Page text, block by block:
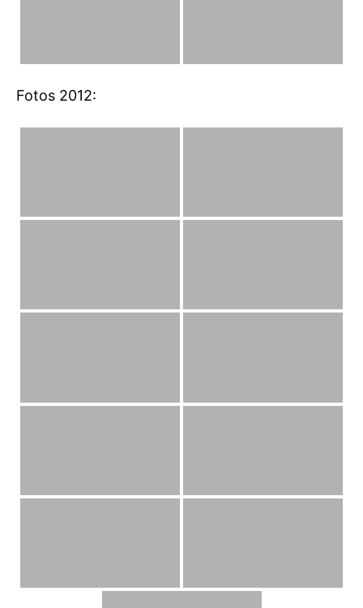
Fotos 2012: